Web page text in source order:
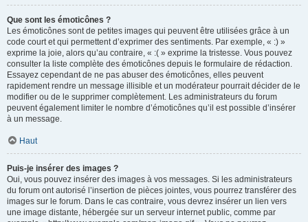
Que sont les émoticônes ?
Les émoticônes sont de petites images qui peuvent être utilisées grâce à un
code court et qui permettent d’exprimer des sentiments. Par exemple, « :) »
exprime la joie, alors qu’au contraire, « :( » exprime la tristesse. Vous pouvez
consulter la liste complète des émoticônes depuis le formulaire de rédaction.
Essayez cependant de ne pas abuser des émoticônes, elles peuvent
rapidement rendre un message illisible et un modérateur pourrait décider de le
modifier ou de le supprimer complètement. Les administrateurs du forum
peuvent également limiter le nombre d’émoticônes qu’il est possible d’insérer
à un message.
Haut
Puis-je insérer des images ?
Oui, vous pouvez insérer des images à vos messages. Si les administrateurs
du forum ont autorisé l’insertion de pièces jointes, vous pourrez transférer des
images sur le forum. Dans le cas contraire, vous devrez insérer un lien vers
une image distante, hébergée sur un serveur internet public, comme par